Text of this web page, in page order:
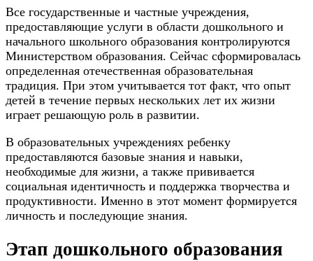
Все государственные и частные учреждения,
предоставляющие услуги в области дошкольного и
начального школьного образования контролируются
Министерством образования. Сейчас сформировалась
определенная отечественная образовательная
традиция. При этом учитывается тот факт, что опыт
детей в течение первых нескольких лет их жизни
играет решающую роль в развитии.
В образовательных учреждениях ребенку
предоставляются базовые знания и навыки,
необходимые для жизни, а также прививается
социальная идентичность и поддержка творчества и
продуктивности. Именно в этот момент формируется
личность и последующие знания.
Этап дошкольного образования